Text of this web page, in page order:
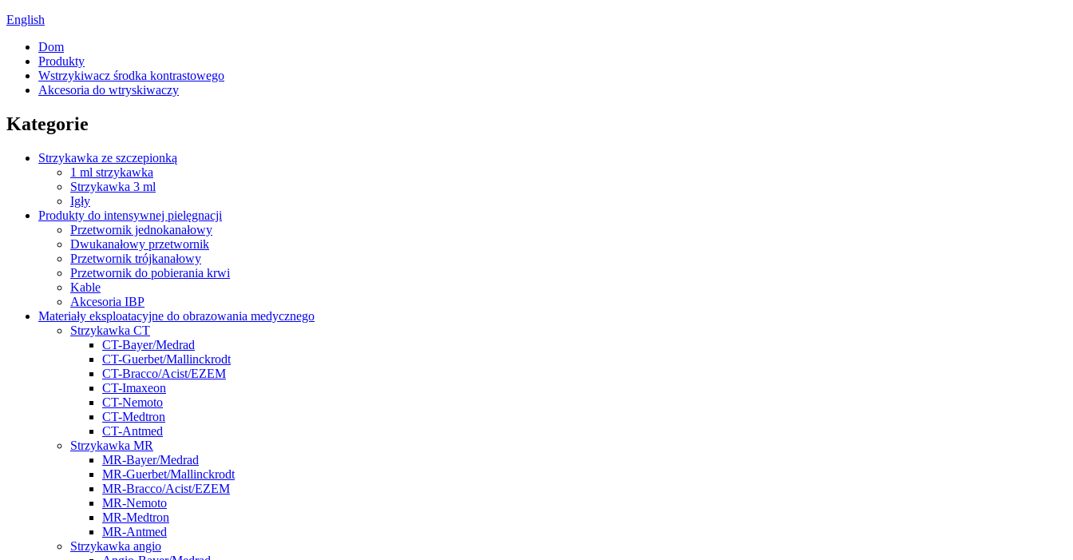
English
Dom
Produkty
Wstrzykiwacz środka kontrastowego
Akcesoria do wtryskiwaczy
Kategorie
Strzykawka ze szczepionką
1 ml strzykawka
Strzykawka 3 ml
Igły
Produkty do intensywnej pielęgnacji
Przetwornik jednokanałowy
Dwukanałowy przetwornik
Przetwornik trójkanałowy
Przetwornik do pobierania krwi
Kable
Akcesoria IBP
Materiały eksploatacyjne do obrazowania medycznego
Strzykawka CT
CT-Bayer/Medrad
CT-Guerbet/Mallinckrodt
CT-Bracco/Acist/EZEM
CT-Imaxeon
CT-Nemoto
CT-Medtron
CT-Antmed
Strzykawka MR
MR-Bayer/Medrad
MR-Guerbet/Mallinckrodt
MR-Bracco/Acist/EZEM
MR-Nemoto
MR-Medtron
MR-Antmed
Strzykawka angio